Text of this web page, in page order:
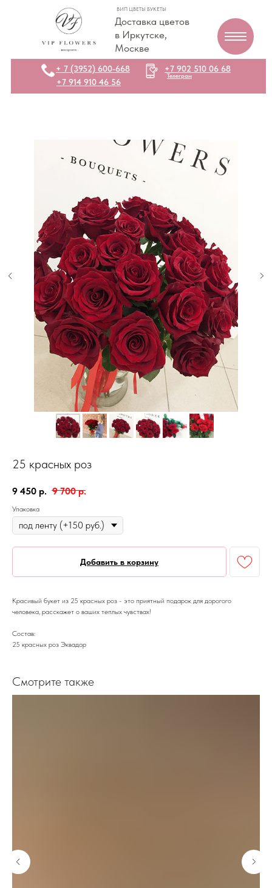
Доставка цветов
в Иркутске,
Москве
ВИП ЦВЕТЫ БУКЕТЫ
+7 914 910 46 56
+7 902 510 06 68
Телеграм
+ 7 (3952) 600-668
25 красных роз
9 450 р. 9 700 р.
Упаковка
Добавить в корзину
Красивый букет из 25 красных роз - это приятный подарок для дорогого
человека, расскажет о ваших теплых чувствах!
Состав:
25 красных роз Эквадор
Смотрите также